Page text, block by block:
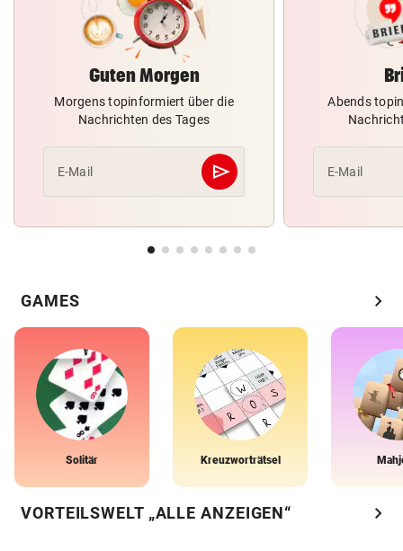
Guten Morgen
Morgens topinformiert über die
Nachrichten des Tages
E-Mail send
Abschicken
Abends
E-Mail
GAMES chevron_right
Solitär Kreuzworträtsel
VORTEILSWELT „ALLE ANZEIGEN“ chevron_right